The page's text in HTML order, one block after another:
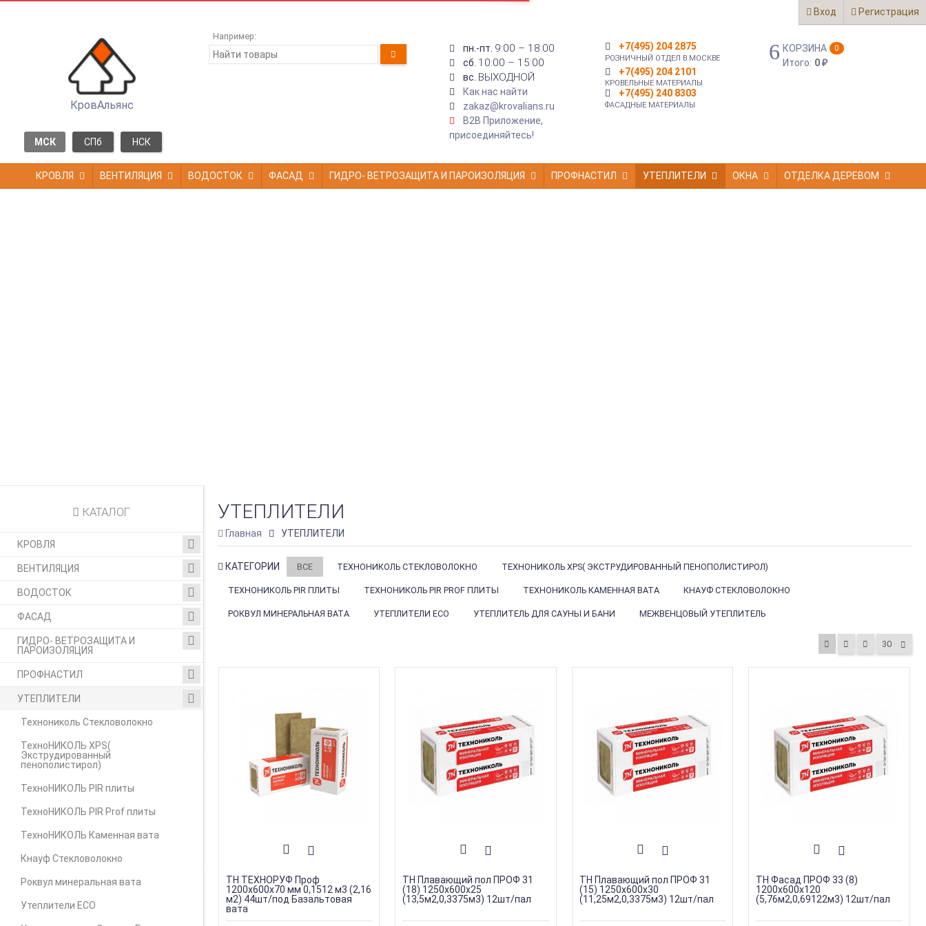
Вход Регистрация
КровАльянс
МСК СПб НСК
Например:
пн.-пт. 9:00 – 18:00
сб. 10:00 – 15:00
вс. ВЫХОДНОЙ
Как нас найти
zakaz@krovalians.ru
B2B Приложение,
присоединяйтесь!
+7(495) 204 2875
РОЗНИЧНЫЙ ОТДЕЛ В МОСКВЕ
+7(495) 204 2101
КРОВЕЛЬНЫЕ МАТЕРИАЛЫ
+7(495) 240 8303
ФАСАДНЫЕ МАТЕРИАЛЫ
КОРЗИНА 0
Итого: 0₽
КРОВЛЯ ВЕНТИЛЯЦИЯ ВОДОСТОК ФАСАД ГИДРО- ВЕТРОЗАЩИТА И ПАРОИЗОЛЯЦИЯ ПРОФНАСТИЛ УТЕПЛИТЕЛИ ОКНА ОТДЕЛКА ДЕРЕВОМ
КАТАЛОГ
КРОВЛЯ
ВЕНТИЛЯЦИЯ
ВОДОСТОК
ФАСАД
ГИДРО- ВЕТРОЗАЩИТА И
ПАРОИЗОЛЯЦИЯ
ПРОФНАСТИЛ
УТЕПЛИТЕЛИ
Технониколь Стекловолокно
ТехноНИКОЛЬ XPS(
Экструдированный
пенополистирол)
ТехноНИКОЛЬ PIR плиты
ТехноНИКОЛЬ PIR Prof плиты
ТехноНИКОЛЬ Каменная вата
Кнауф Стекловолокно
Роквул минеральная вата
Утеплители ECO
УТЕПЛИТЕЛИ
Главная УТЕПЛИТЕЛИ
КАТЕГОРИИ ВСЕ ТЕХНОНИКОЛЬ СТЕКЛОВОЛОКНО ТЕХНОНИКОЛЬ XPS( ЭКСТРУДИРОВАННЫЙ ПЕНОПОЛИСТИРОЛ)
ТЕХНОНИКОЛЬ PIR ПЛИТЫ ТЕХНОНИКОЛЬ PIR PROF ПЛИТЫ ТЕХНОНИКОЛЬ КАМЕННАЯ ВАТА КНАУФ СТЕКЛОВОЛОКНО
РОКВУЛ МИНЕРАЛЬНАЯ ВАТА УТЕПЛИТЕЛИ ECO УТЕПЛИТЕЛЬ ДЛЯ САУНЫ И БАНИ МЕЖВЕНЦОВЫЙ УТЕПЛИТЕЛЬ
30
ТН ТЕХНОРУФ Проф
1200х600х70 мм 0,1512 м3 (2,16
м2) 44шт/под Базальтовая
вата
ТН Плавающий пол ПРОФ 31
(18) 1250х600х25
(13,5м2,0,3375м3) 12шт/пал
ТН Плавающий пол ПРОФ 31
(15) 1250х600х30
(11,25м2,0,3375м3) 12шт/пал
ТН Фасад ПРОФ 33 (8)
1200х600х120
(5,76м2,0,69122м3) 12шт/пал